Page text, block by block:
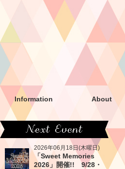
Information About
2026年06月18日(木曜日)
「Sweet Memories
2026」開催!! 9/28・